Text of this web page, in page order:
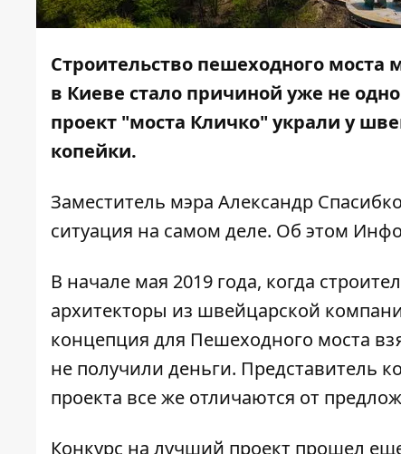
Строительство пешеходного
в Киеве стало причиной уже не
проект "моста Кличко" украли у
копейки.
Заместитель мэра Александр
ситуация на самом деле. Об этом
В начале мая 2019 года, когда
архитекторы из швейцарской
концепция для Пешеходного моста
не получили деньги. Представитель
проекта все же отличаются от
Конкурс на лучший проект прошел